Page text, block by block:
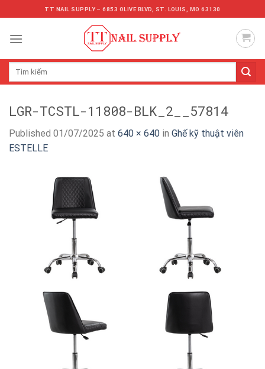
to
content
TT NAIL SUPPLY – 6853 OLIVE BLVD, ST. LOUIS, MO 63130
Tìm
LGR-TCSTL-11808-BLK_2__57814
Published 01/07/2025 at 640 × 640 in Ghế kỹ thuật viên
ESTELLE